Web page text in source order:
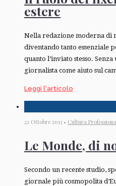
estere
Nella redazione moderna di
diventando tanto essenziale
quanto l’inviato stesso.
giornalista come aiuto sul
Leggi l'articolo
22 Ottobre 2013 • Cultura
Le Monde, di
Secondo un recente studio,
giornale più cosmopolita